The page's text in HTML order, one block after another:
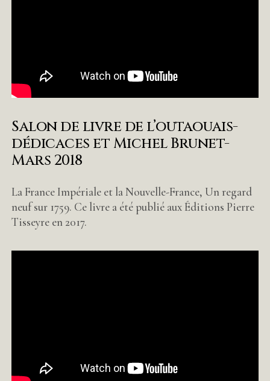
Salon de livre de l’outaouais-
dédicaces et Michel Brunet-
Mars 2018
La France Impériale et la Nouvelle-France, Un regard
neuf sur 1759. Ce livre a été publié aux Éditions Pierre
Tisseyre en 2017.